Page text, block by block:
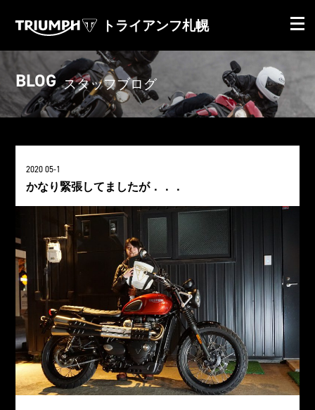
トライアンフ札幌
BLOG スタッフブログ
2020 05-1
かなり緊張してましたが．．．